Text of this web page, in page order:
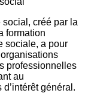
créé par la
formation
sociale, a pour
professionnelles
au
général.